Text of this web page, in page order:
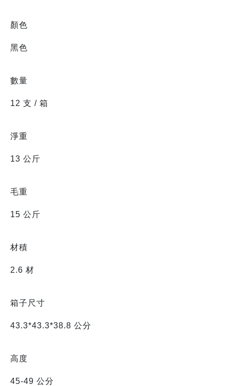
顏色
黑色
數量
12 支 / 箱
淨重
13 公斤
毛重
15 公斤
材積
2.6 材
箱子尺寸
43.3*43.3*38.8 公分
高度
45-49 公分